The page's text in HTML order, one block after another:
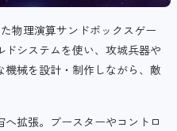
物理演算サンドボックスゲー
システムを使い、攻城兵器や
械を設計・制作しながら、敵
拡張。 ブースターやコントロ